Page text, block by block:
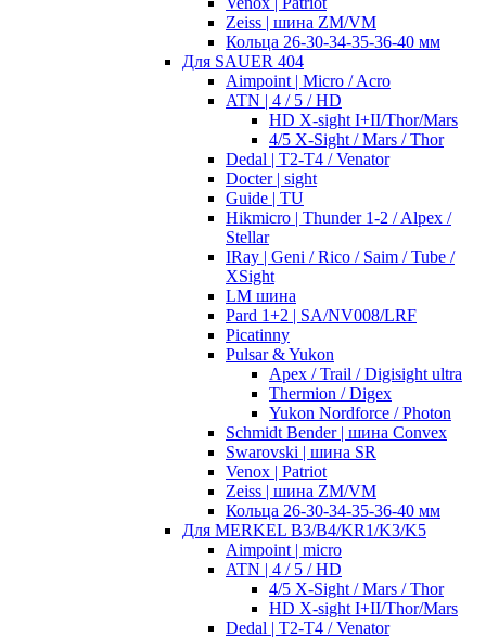
Zeiss | шина ZM/VM
Кольца 26-30-34-35-36-40 мм
Для SAUER 404
Aimpoint | Micro / Acro
ATN | 4 / 5 / HD
HD X-sight I+II/Thor/Mars
4/5 X-Sight / Mars / Thor
Dedal | T2-T4 / Venator
Docter | sight
Guide | TU
Hikmicro | Thunder 1-2 / Alpex /
Stellar
IRay | Geni / Rico / Saim / Tube /
XSight
LM шина
Pard 1+2 | SA/NV008/LRF
Picatinny
Pulsar & Yukon
Apex / Trail / Digisight ultra
Thermion / Digex
Yukon Nordforce / Photon
Schmidt Bender | шина Convex
Swarovski | шина SR
Venox | Patriot
Zeiss | шина ZM/VM
Кольца 26-30-34-35-36-40 мм
Для MERKEL B3/B4/KR1/K3/K5
Aimpoint | micro
ATN | 4 / 5 / HD
4/5 X-Sight / Mars / Thor
HD X-sight I+II/Thor/Mars
Dedal | T2-T4 / Venator